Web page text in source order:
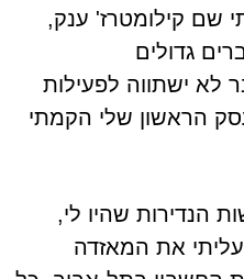
שם קילומטרז' ענק,
גדולים
לא ישתווה לפעילות
הראשון שלי הקמתי
הנדירות שהיו לי,
את המאזדה